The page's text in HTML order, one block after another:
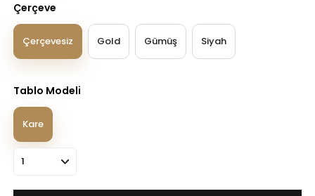
Çerçeve
Çerçevesiz Gold Gümüş Siyah
Tablo Modeli
Kare